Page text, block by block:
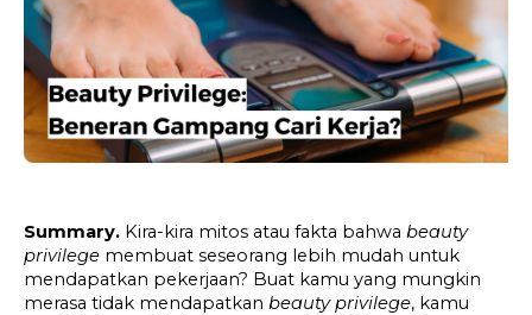
Summary. Kira-kira mitos atau fakta bahwa beauty
privilege membuat seseorang lebih mudah untuk
mendapatkan pekerjaan? Buat kamu yang mungkin
merasa tidak mendapatkan beauty privilege, kamu